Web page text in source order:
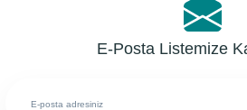
E-Posta Listemize